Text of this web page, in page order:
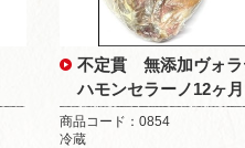
不定貫 無添加ヴォラ
ハモンセラーノ12ヶ月
商品コード：0854
冷蔵